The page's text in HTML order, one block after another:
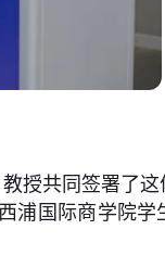
授共同签署了
浦国际商学院